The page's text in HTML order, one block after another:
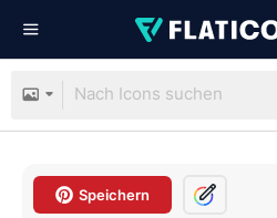
Speichern